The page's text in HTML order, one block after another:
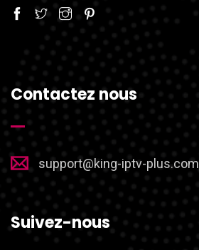
Contactez nous
support@king-iptv-plus.com
Suivez-nous